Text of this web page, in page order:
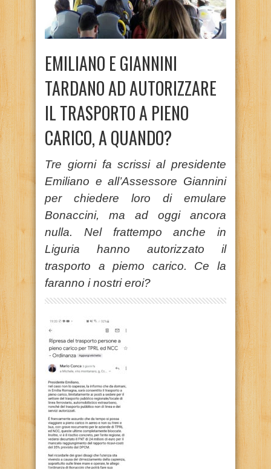
EMILIANO E GIANNINI
TARDANO AD AUTORIZZARE
IL TRASPORTO A PIENO
CARICO, A QUANDO?
Tre giorni fa scrissi al presidente
Emiliano e all’Assessore Giannini
per chiedere loro di emulare
Bonaccini, ma ad oggi ancora
nulla. Nel frattempo anche in
Liguria hanno autorizzato il
trasporto a piemo carico. Ce la
faranno i nostri eroi?